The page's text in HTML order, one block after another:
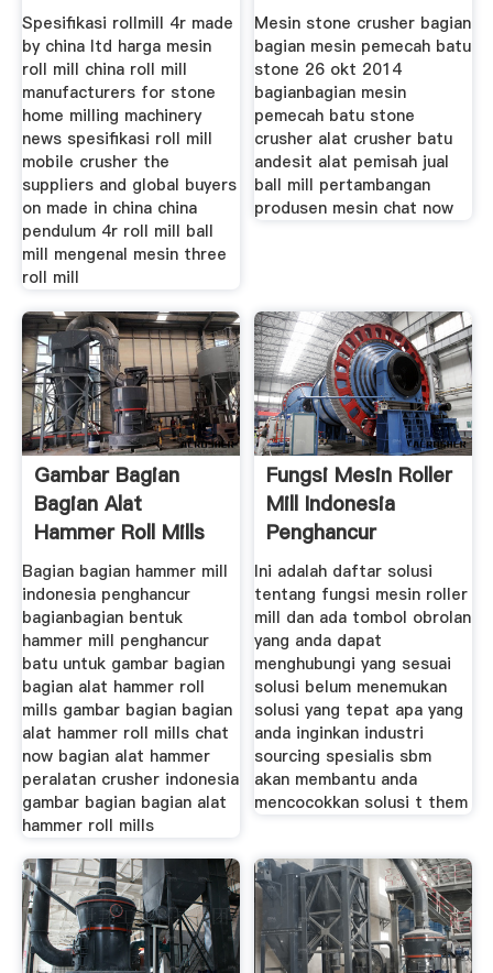
Spesifikasi rollmill 4r made
by china ltd harga mesin
roll mill china roll mill
manufacturers for stone
home milling machinery
news spesifikasi roll mill
mobile crusher the
suppliers and global buyers
on made in china china
pendulum 4r roll mill ball
mill mengenal mesin three
roll mill
Mesin stone crusher bagian
bagian mesin pemecah batu
stone 26 okt 2014
bagianbagian mesin
pemecah batu stone
crusher alat crusher batu
andesit alat pemisah jual
ball mill pertambangan
produsen mesin chat now
Gambar Bagian
Bagian Alat
Hammer Roll Mills
Bagian bagian hammer mill
indonesia penghancur
bagianbagian bentuk
hammer mill penghancur
batu untuk gambar bagian
bagian alat hammer roll
mills gambar bagian bagian
alat hammer roll mills chat
now bagian alat hammer
peralatan crusher indonesia
gambar bagian bagian alat
hammer roll mills
Fungsi Mesin Roller
Mill Indonesia
Penghancur
Ini adalah daftar solusi
tentang fungsi mesin roller
mill dan ada tombol obrolan
yang anda dapat
menghubungi yang sesuai
solusi belum menemukan
solusi yang tepat apa yang
anda inginkan industri
sourcing spesialis sbm
akan membantu anda
mencocokkan solusi t them